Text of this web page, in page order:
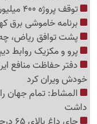
توقف پروژه 400 میلیون دلاری ترامپ در کاخ سفید با حکم دادگاه
برنامه خاموشی برق کهکیلویه
پشت توافق ریاض،
پرو و مکزیک روابط
دفتر حفاظت منافع
خودش ویران کرد
المشاط: تمام جهان
داشت